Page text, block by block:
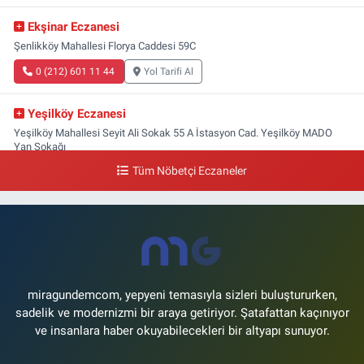
Ekşinar Eczanesi
Şenlikköy Mahallesi Florya Caddesi 59C
0 (212) 601 11 44 Yol Tarifi Al
Yeşilköy Eczanesi
Yeşilköy Mahallesi Seyit Ali Sokak 55 A İstasyon Cad. Yeşilköy MADO
Yan Sokağı
Yol Tarifi Al
Ataköy 3-4-11. Kısım Mahallesi Dr. Remzi Kazancıgil Caddesi Ataköy
4.Kısım Çarşısı No:12 Ataköy 4.Kısım Çarşısı
Tüm Nöbetçi Eczaneler
miragundemcom, yepyeni temasıyla sizleri buluştururken,
sadelik ve modernizmi bir araya getiriyor. Şatafattan kaçınıyor
ve insanlara haber okuyabilecekleri bir altyapı sunuyor.